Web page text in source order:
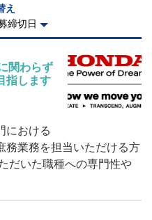
え
締切日
関わらず
指します
における
務業務を担当いただける方
だいた職種への専門性や